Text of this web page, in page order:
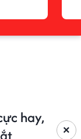
hay,
×